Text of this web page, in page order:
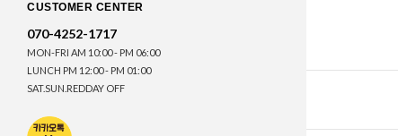
CUSTOMER CENTER
070-4252-1717
MON-FRI AM 10:00 - PM 06:00
LUNCH PM 12:00 - PM 01:00
SAT.SUN.REDDAY OFF